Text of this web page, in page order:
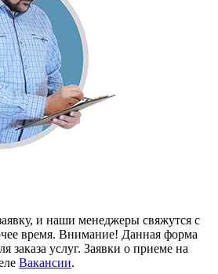
и наши менеджеры свяжутся с
время. Внимание! Данная форма
заказа услуг. Заявки о приеме на
Вакансии.